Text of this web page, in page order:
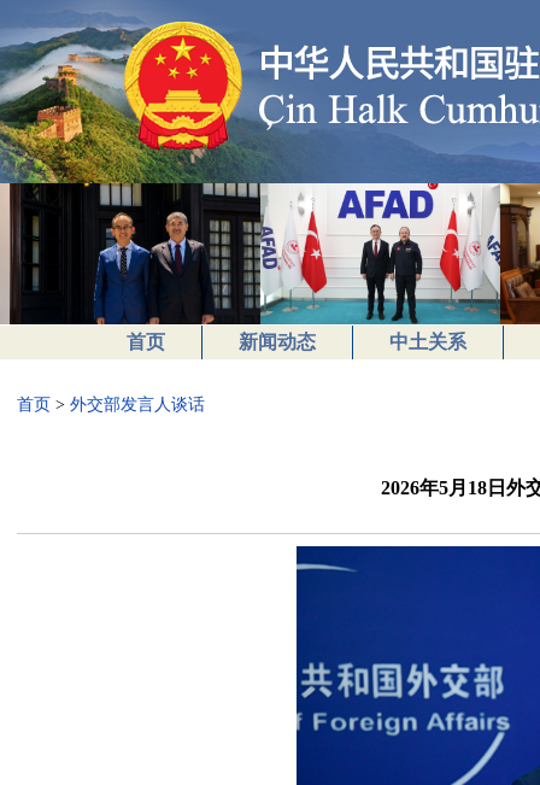
首页 新闻动态 中土关系
首页 > 外交部发言人谈话
2026年5月18日外